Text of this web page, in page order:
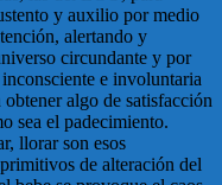
y auxilio por medio
alertando y
circundante y por
e involuntaria
algo de satisfacción
sea el padecimiento.
llorar son esos
de alteración del